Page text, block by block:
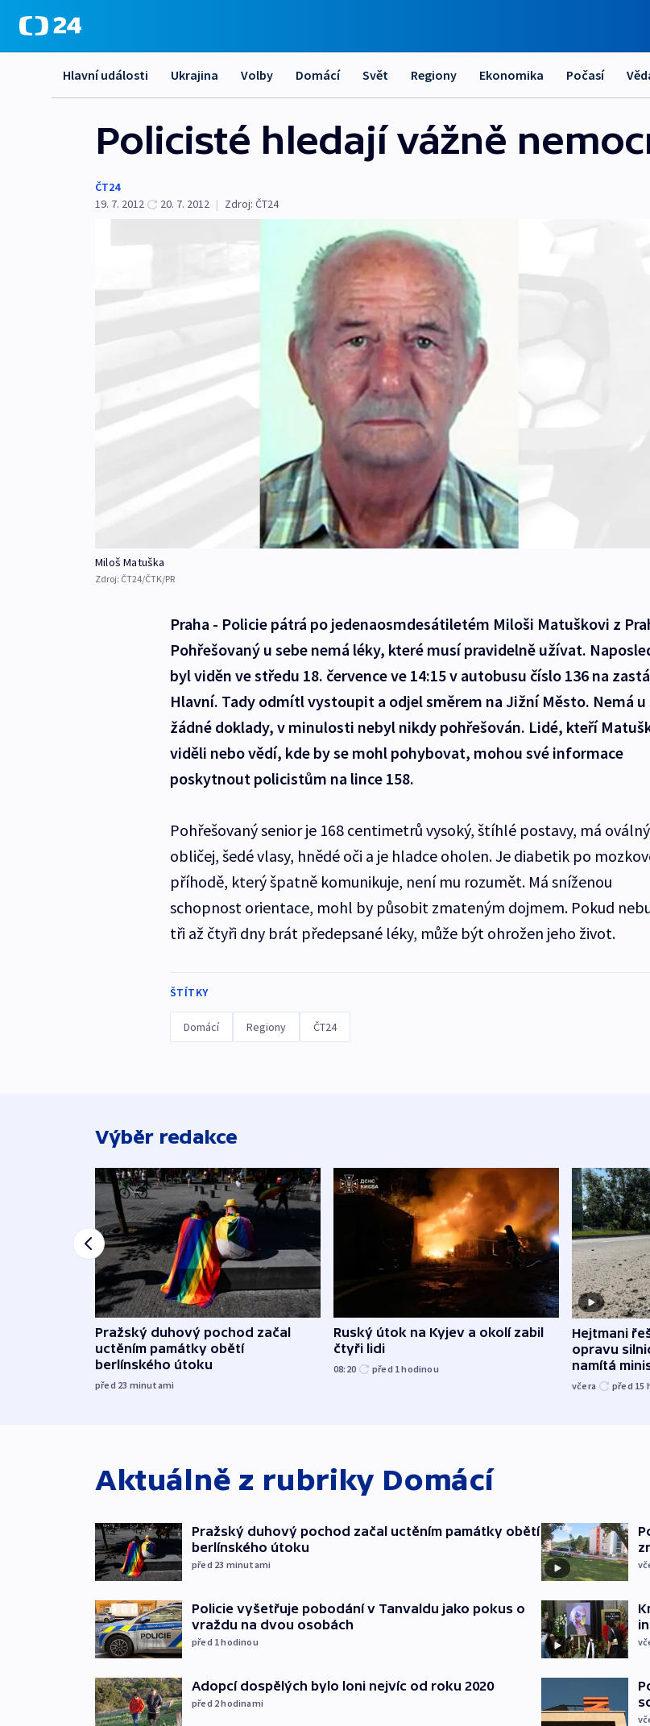
Hlavní události Ukrajina Volby Domácí Svět Regiony Ekonomika Počasí
Policisté hledají vážně
ČT24
19. 7. 2012
20. 7. 2012 | Zdroj: ČT24
Miloš Matuška
Zdroj: ČT24/ČTK/PR
Praha - Policie pátrá po jedenaosmdesátiletém Miloši Matuškovi z
Pohřešovaný u sebe nemá léky, které musí pravidelně užívat.
byl viděn ve středu 18. července ve 14:15 v autobusu číslo 136 na
Hlavní. Tady odmítl vystoupit a odjel směrem na Jižní Město. Nemá u
žádné doklady, v minulosti nebyl nikdy pohřešován. Lidé, kteří
viděli nebo vědí, kde by se mohl pohybovat, mohou své informace
poskytnout policistům na lince 158.
Pohřešovaný senior je 168 centimetrů vysoký, štíhlé postavy, má oválný
obličej, šedé vlasy, hnědé oči a je hladce oholen. Je diabetik po
příhodě, který špatně komunikuje, není mu rozumět. Má sníženou
schopnost orientace, mohl by působit zmateným dojmem. Pokud
tři až čtyři dny brát předepsané léky, může být ohrožen jeho život.
ŠTÍTKY
Domácí Regiony ČT24
Výběr redakce
Pražský duhový pochod začal
uctěním památky obětí
berlínského útoku
před 23 minutami
Ruský útok na Kyjev a okolí zabil
čtyři lidi
08:20 před 1hodinou
Hejtmani
opravu
namítá
včera před 15
Aktuálně z rubriky Domácí
Pražský duhový pochod začal uctěním památky obětí
berlínského útoku
před 23 minutami
Policie vyšetřuje pobodání v Tanvaldu jako pokus o
vraždu na dvou osobách
před 1hodinou
Adopcí dospělých bylo loni nejvíc od roku 2020
před 2hodinami